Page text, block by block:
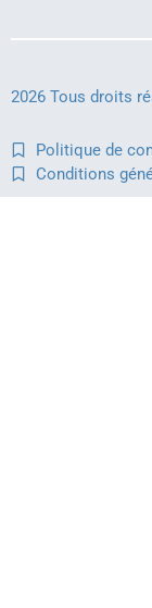
2026 Tous droits
Politique de
Conditions